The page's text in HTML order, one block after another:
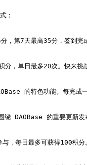
：
第7天最高35分，签到完
，单日最多20次。快来挑
的特色功能。每完成
DAOBase 的重要更新发
每日最多可获得100积分